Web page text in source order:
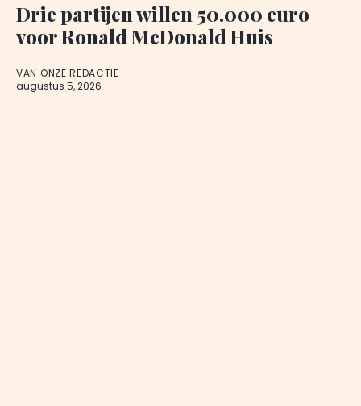
Drie partijen willen 50.000 euro
voor Ronald McDonald Huis
VAN ONZE REDACTIE
augustus 5, 2026